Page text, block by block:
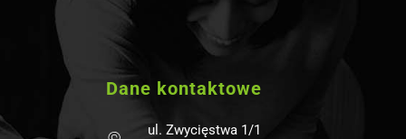
Dane kontaktowe
ul. Zwycięstwa 1/1